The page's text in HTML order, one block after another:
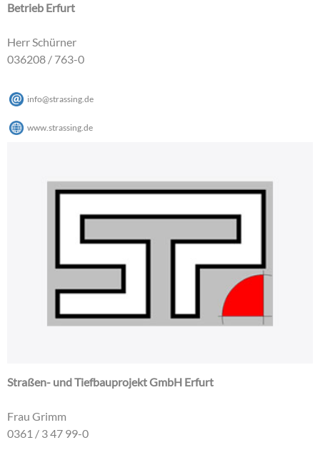
Betrieb Erfurt
Herr Schürner
036208 / 763-0
info@strassing.de
www.strassing.de
Straßen- und Tiefbauprojekt GmbH Erfurt
Frau Grimm
0361 / 3 47 99-0